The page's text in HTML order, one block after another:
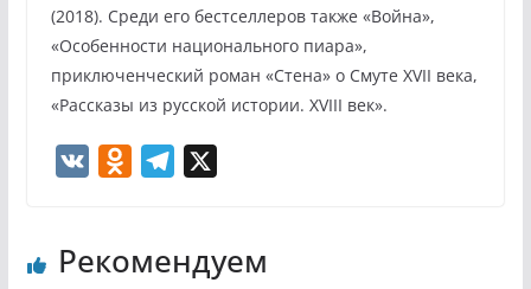
(2018). Среди его бестселлеров также «Война»,
«Особенности национального пиара»,
приключенческий роман «Стена» о Смуте XVII века,
«Рассказы из русской истории. XVIII век».
o
e
Рекомендуем